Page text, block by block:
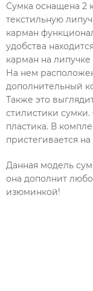
Сумка оснащена 2
текстильную
карман
удобства
карман на
На нем
дополнительный
Также это
стилистики
пластика. В
пристегивается
Данная модель
она дополнит
изюминкой!